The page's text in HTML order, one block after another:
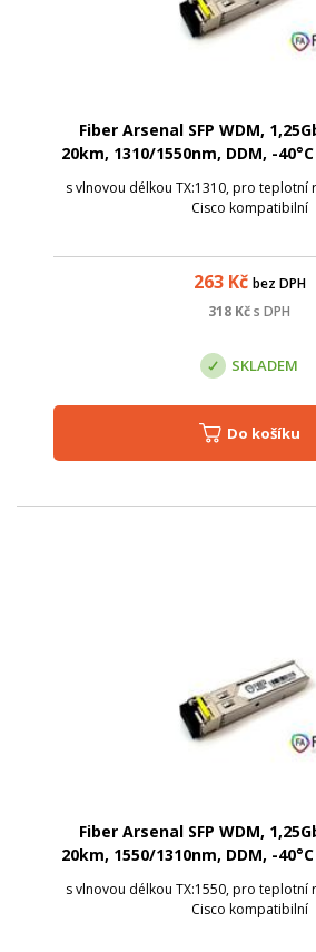
Fiber Arsenal SFP WDM,
20km, 1310/1550nm, DDM, -
s vlnovou délkou TX:1310, pro teplotní
Cisco kompatibilní
263Kč bez DPH
318 Kčs DPH
SKLADEM
Do košíku
Fiber Arsenal SFP WDM,
20km, 1550/1310nm, DDM, -
s vlnovou délkou TX:1550, pro teplotní
Cisco kompatibilní